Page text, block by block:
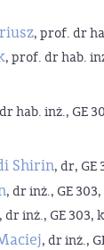
, prof. dr
, prof. dr hab.
hab. inż., GE
Shirin, dr, GE
, dr inż., GE
, dr inż., GE 303,
, dr inż.,